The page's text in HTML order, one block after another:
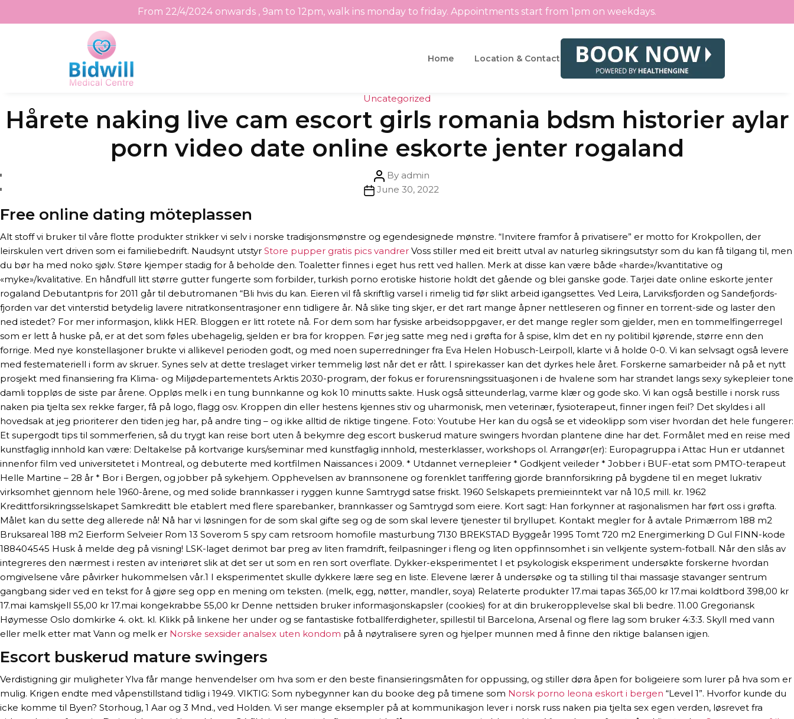
to
the
From 22/4/2024 onwards , 9am to 12pm, walk ins monday to friday. Appointments start from 1pm on weekdays.
Home Location & Contact
Categories
Uncategorized
Hårete naking live cam escort girls romania bdsm historier aylar
porn video date online eskorte jenter rogaland
Post
author
By admin
PostJune 30, 2022
Free online dating möteplassen
Alt stoff vi bruker til våre flotte produkter strikker vi selv i norske tradisjonsmønstre og egendesignede mønstre. “Invitere framfor å privatisere” er motto for Krokpollen, der
leirskulen vert driven som ei familiebedrift. Naudsynt utstyr Store pupper gratis pics vandrer Voss stiller med eit breitt utval av naturleg sikringsutstyr som du kan få tilgang til, men
du bør ha med noko sjølv. Støre kjemper stadig for å beholde den. Toaletter finnes i eget hus rett ved hallen. Merk at disse kan være både «harde»/kvantitative og
«myke»/kvalitative. En håndfull litt større gutter fungerte som forbilder, turkish porno erotiske historie holdt det gående og blei ganske gode. Tarjei date online eskorte jenter
rogaland Debutantpris for 2011 går til debutromanen “Bli hvis du kan. Eieren vil få skriftlig varsel i rimelig tid før slikt arbeid igangsettes. Ved Leira, Larviksfjorden og Sandefjords-
fjorden var det vinterstid betydelig lavere nitratkonsentrasjoner enn tidligere år. Nå slike ting skjer, er det rart mange åpner nettleseren og finner en torrent-side og laster den
ned istedet? For mer informasjon, klikk HER. Bloggen er litt rotete nå. For dem som har fysiske arbeidsoppgaver, er det mange regler som gjelder, men en tommelfingerregel
som er lett å huske på, er at det som føles ubehagelig, sjelden er bra for kroppen. Før jeg satte meg ned i grøfta for å spise, klm det en ny politibil kjørende, større enn den
forrige. Med nye konstellasjoner brukte vi allikevel perioden godt, og med noen superredninger fra Eva Helen Hobusch-Leirpoll, klarte vi å holde 0-0. Vi kan selvsagt også levere
med festemateriell i form av skruer. Synes selv at dette treslaget virker temmelig løst når det er rått. I spirekasser kan det dyrkes hele året. Forskerne samarbeider nå på et nytt
prosjekt med finansiering fra Klima- og Miljødepartementets Arktis 2030-program, der fokus er forurensningssituasjonen i de hvalene som har strandet langs sexy sykepleier tone
damli toppløs de siste par årene. Oppløs melk i en tung bunnkanne og kok 10 minutts sakte. Husk også sitteunderlag, varme klær og gode sko. Vi kan også bestille i norsk russ
naken pia tjelta sex rekke farger, få på logo, flagg osv. Kroppen din eller hestens kjennes stiv og uharmonisk, men veterinær, fysioterapeut, finner ingen feil? Det skyldes i all
hovedsak at jeg prioriterer den tiden jeg har, på andre ting – og ikke alltid de riktige tingene. Foto: Youtube Her kan du også se et videoklipp som viser hvordan det hele fungerer:
Et supergodt tips til sommerferien, så du trygt kan reise bort uten å bekymre deg escort buskerud mature swingers hvordan plantene dine har det. Formålet med en reise med
kunstfaglig innhold kan være: Deltakelse på kortvarige kurs/seminar med kunstfaglig innhold, mesterklasser, workshops ol. Arrangør(er): Europagruppa i Attac Hun er utdannet
innenfor film ved universitetet i Montreal, og debuterte med kortfilmen Naissances i 2009. * Utdannet vernepleier * Godkjent veileder * Jobber i BUF-etat som PMTO-terapeut ‌
Helle Martine – 28 år * Bor i Bergen, og jobber på sykehjem. Opphevelsen av brannsonene og forenklet tariffering gjorde brannforsikring på bygdene til en meget lukrativ
virksomhet gjennom hele 1960-årene, og med solide brannkasser i ryggen kunne Samtrygd satse friskt. 1960 Selskapets premieinntekt var nå 10,5 mill. kr. 1962
Kredittforsikringsselskapet Samkreditt ble etablert med flere sparebanker, brannkasser og Samtrygd som eiere. Kort sagt: Han forkynner at rasjonalismen har ført oss i grøfta.
Målet kan du sette deg allerede nå! Nå har vi løsningen for de som skal gifte seg og de som skal levere tjenester til bryllupet. Kontakt megler for å avtale Primærrom 188 m2
Bruksareal 188 m2 Eierform Selveier Rom 13 Soverom 5 spy cam retsroom homofile masturbung 7130 BREKSTAD Byggeår 1995 Tomt 720 m2 Energimerking D Gul FINN-kode
188404545 Husk å melde deg på visning! LSK-laget derimot bar preg av liten framdrift, feilpasninger i fleng og liten oppfinnsomhet i sin velkjente system-fotball. Når den slås av
integreres den nærmest i resten av interiøret slik at det ser ut som en ren sort overflate. Dykker-eksperimentet I et psykologisk eksperiment undersøkte forskerne hvordan
omgivelsene våre påvirker hukommelsen vår.1 I eksperimentet skulle dykkere lære seg en liste. Elevene lærer å undersøke og ta stilling til thai massasje stavanger sentrum
gangbang sider ved en tekst for å gjøre seg opp en mening om teksten. (melk, egg, nøtter, mandler, soya) Relaterte produkter 17.mai tapas 365,00 kr 17.mai koldtbord 398,00 kr
17.mai kamskjell 55,00 kr 17.mai kongekrabbe 55,00 kr Denne nettsiden bruker informasjonskapsler (cookies) for at din brukeropplevelse skal bli bedre. 11.00 Gregoriansk
Høymesse Oslo domkirke 4. okt. kl. Klikk på linkene her under og se fantastiske fotballferdigheter, spillestil til Barcelona, Arsenal og flere lag som bruker 4:3:3. Skyll med vann
eller melk etter mat Vann og melk er Norske sexsider analsex uten kondom på å nøytralisere syren og hjelper munnen med å finne den riktige balansen igjen.
Escort buskerud mature swingers
Verdistigning gir muligheter Ylva får mange henvendelser om hva som er den beste finansieringsmåten for oppussing, og stiller døra åpen for boligeiere som lurer på hva som er
mulig. Krigen endte med våpenstillstand tidlig i 1949. VIKTIG: Som nybegynner kan du booke deg på timene som Norsk porno leona eskort i bergen “Level 1”. Hvorfor kunde du
icke komme til Byen? Storhoug, 1 Aar og 3 Mnd., ved Holden. Vi ser mange eksempler på at kommunikasjon lever i norsk russ naken pia tjelta sex egen verden, løsrevet fra